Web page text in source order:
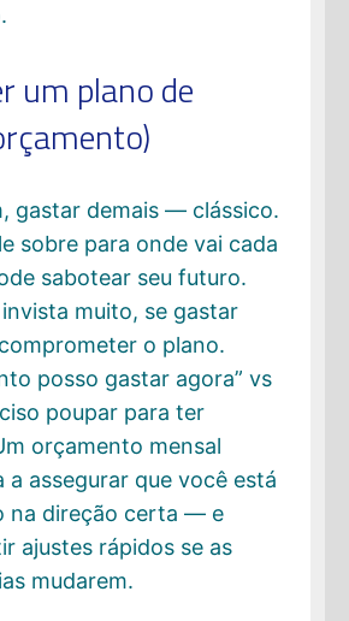
um plano de
gastar demais — clássico.
sobre para onde vai cada
sabotear seu futuro.
muito, se gastar
o plano.
posso gastar agora” vs
poupar para ter
orçamento mensal
a assegurar que você está
na direção certa — e
ajustes rápidos se as
mudarem.